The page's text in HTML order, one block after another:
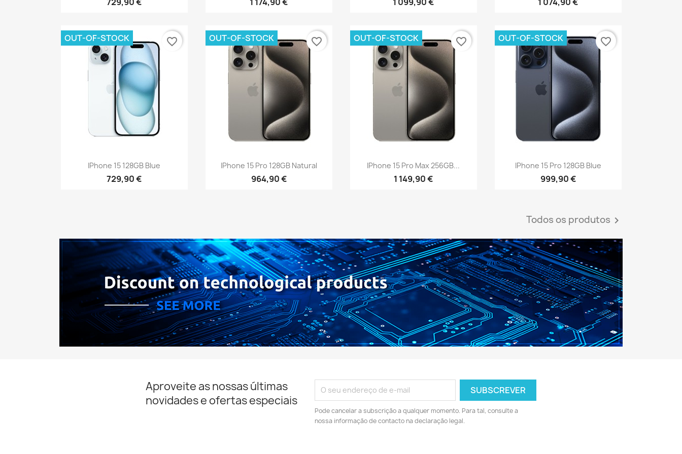
Vista rápida
IPhone 15 128GB Blue
729,90 €
OUT-OF-STOCK favorite_border
Vista rápida
IPhone 15 Pro 128GB Natural
964,90 €
OUT-OF-STOCK favorite_border
Vista rápida
IPhone 15 Pro Max 256GB...
1 149,90 €
OUT-OF-STOCK favorite_border
 Vista rápida
IPhone 15 Pro 128GB Blue
999,90 €
OUT-OF-STOCK favorite_border
Todos os produtos 
Aproveite as nossas últimas
novidades e ofertas especiais
Pode cancelar a subscrição a qualquer momento. Para tal, consulte a
nossa informação de contacto na declaração legal.